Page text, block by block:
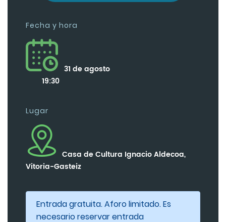
Fecha y hora
31 de agosto
19:30
Lugar
Casa de Cultura Ignacio Aldecoa,
Vitoria-Gasteiz
Entrada gratuita. Aforo limitado. Es
necesario reservar entrada